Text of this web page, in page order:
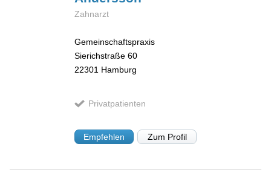
Zahnarzt
Gemeinschaftspraxis
Sierichstraße 60
22301 Hamburg
Privatpatienten
Empfehlen Zum Profil